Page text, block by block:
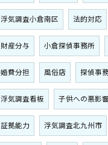
浮気調査小倉南区 法的対応
財産分与 小倉探偵事務所
婚費分担 風俗店 探偵事
浮気調査看板 子供への悪影響
証拠能力 浮気調査北九州市